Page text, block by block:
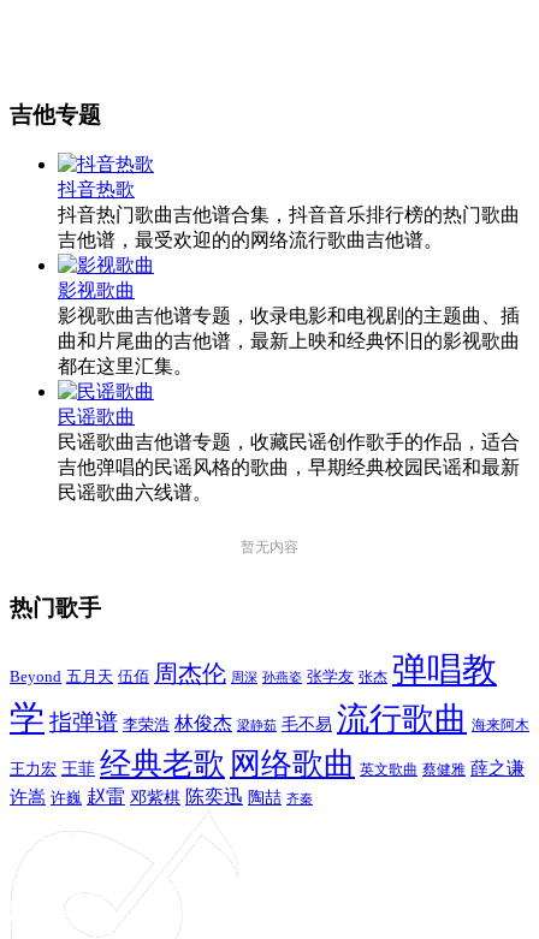
吉他专题
抖音热歌
抖音热门歌曲吉他谱合集，抖音音乐排行榜的热门歌曲
吉他谱，最受欢迎的的网络流行歌曲吉他谱。
影视歌曲
影视歌曲吉他谱专题，收录电影和电视剧的主题曲、插
曲和片尾曲的吉他谱，最新上映和经典怀旧的影视歌曲
都在这里汇集。
民谣歌曲
民谣歌曲吉他谱专题，收藏民谣创作歌手的作品，适合
吉他弹唱的民谣风格的歌曲，早期经典校园民谣和最新
民谣歌曲六线谱。
暂无内容
热门歌手
Beyond 五月天 伍佰 周杰伦 周深 孙燕姿 张学友 张杰 弹唱教
学 指弹谱 李荣浩 林俊杰 梁静茹 毛不易 流行歌曲 海来阿木
王力宏 王菲 经典老歌 网络歌曲 英文歌曲 蔡健雅 薛之谦
许嵩 许巍 赵雷 邓紫棋 陈奕迅 陶喆 齐秦